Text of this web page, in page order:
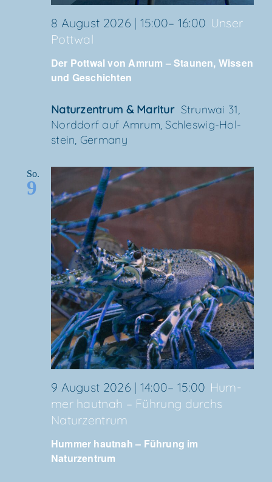
Der Pott­wal von Amrum – Stau­nen, Wis­sen
und Geschichten
8 August 2026 | 15:00– 16:00 Unser
Pott­wal
Natur­zen­trum & Maritur Strun­wai 31,
Nord­dorf auf Amrum, Schles­wig-Hol­
stein, Germany
So.
9
Hum­mer haut­nah – Füh­rung im
Naturzentrum
9 August 2026 | 14:00– 15:00 Hum­
mer haut­nah – Füh­rung durchs
Naturzentrum